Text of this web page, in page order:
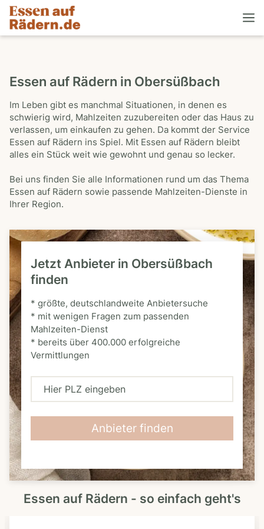
Essen auf Rädern in Obersüßbach
Im Leben gibt es manchmal Situationen, in denen es
schwierig wird, Mahlzeiten zuzubereiten oder das Haus zu
verlassen, um einkaufen zu gehen. Da kommt der Service
Essen auf Rädern ins Spiel. Mit Essen auf Rädern bleibt
alles ein Stück weit wie gewohnt und genau so lecker.
Bei uns finden Sie alle Informationen rund um das Thema
Essen auf Rädern sowie passende Mahlzeiten-Dienste in
Ihrer Region.
Jetzt Anbieter in Obersüßbach
finden
* größte, deutschlandweite Anbietersuche
* mit wenigen Fragen zum passenden
Mahlzeiten-Dienst
* bereits über 400.000 erfolgreiche
Vermittlungen
H
L
Z
Anbieter finden
Essen auf Rädern - so einfach geht's